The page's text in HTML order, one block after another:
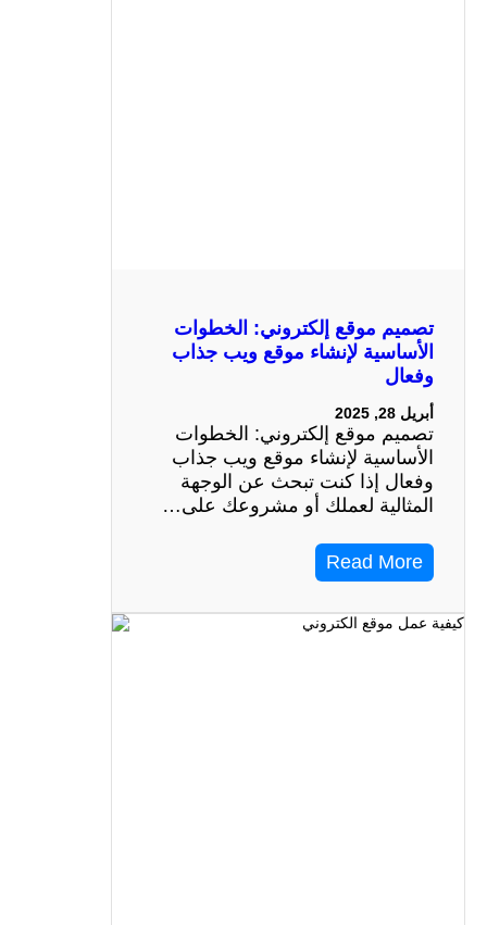
تصميم موقع إلكتروني: الخطوات
الأساسية لإنشاء موقع ويب جذاب
وفعال
أبريل 28, 2025
تصميم موقع إلكتروني: الخطوات
الأساسية لإنشاء موقع ويب جذاب
وفعال إذا كنت تبحث عن الوجهة
المثالية لعملك أو مشروعك على…
Read More